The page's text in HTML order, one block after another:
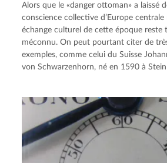
Alors que le «danger ottoman» a laissé
conscience collective d’Europe centrale
échange culturel de cette époque reste
méconnu. On peut pourtant citer de
exemples, comme celui du Suisse
von Schwarzenhorn, né en 1590 à